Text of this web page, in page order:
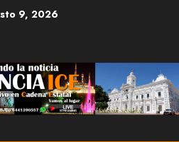
9, 2026